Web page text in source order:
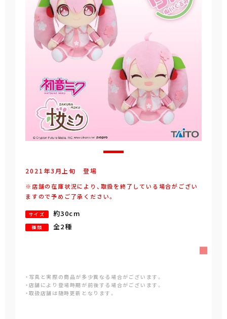
2021年3 月 上旬 登場
※店舗の在庫状況により、取扱を終了している場合がござい
ますので予めご了承ください。
サイズ 約30cm
種類 全2種
・写真と実際の商品が多少異なる場合がございます。
・店舗により登場時期が前後する場合がございます。
・取扱店舗は随時更新となります。